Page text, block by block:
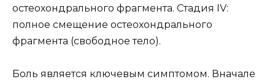
остеохондрального фрагмента. Стадия IV:
полное смещение остеохондрального
фрагмента (свободное тело).
Боль является ключевым симптомом. Вначале